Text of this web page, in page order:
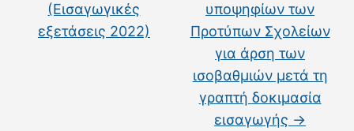
(Εισαγωγικές
εξετάσεις 2022)
υποψηφίων των
Προτύπων Σχολείων
για άρση των
ισοβαθμιών μετά τη
γραπτή δοκιμασία
εισαγωγής →